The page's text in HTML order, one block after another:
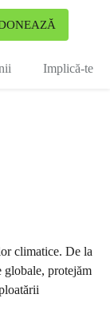
Implică-te
climatice. De la
globale, protejăm